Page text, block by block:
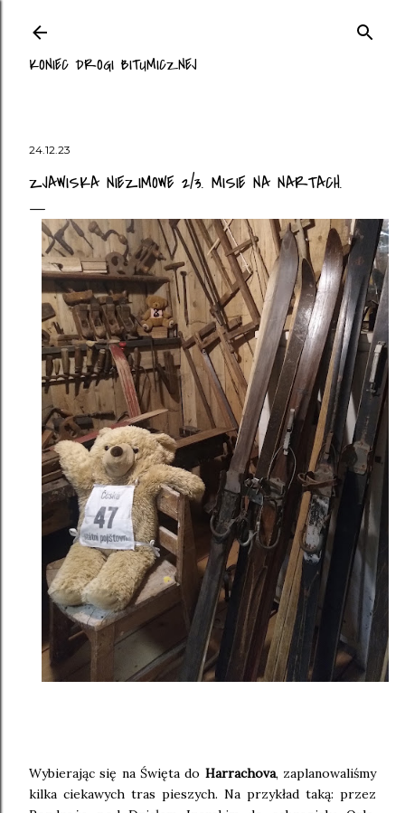
KONIEC DROGI BITUMICZNEJ
24.12.23
ZJAWISKA NIEZIMOWE 2/3. MISIE NA NARTACH.
Wybierając się na Święta do Harrachova, zaplanowaliśmy
kilka ciekawych tras pieszych. Na przykład taką: przez